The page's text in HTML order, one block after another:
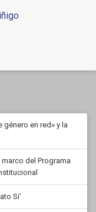
género en red» y la
del Programa
Si’